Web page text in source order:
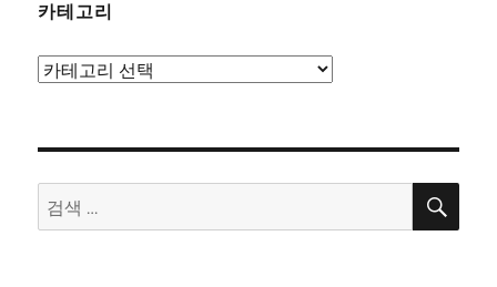
카테고리
카
검
색:
검